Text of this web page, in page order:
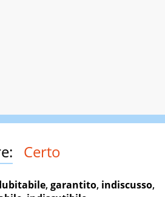
Certo
,garantito, indiscusso,